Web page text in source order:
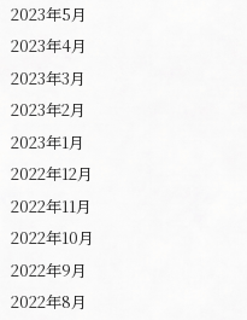
2023年5月
2023年4月
2023年3月
2023年2月
2023年1月
2022年12月
2022年11月
2022年10月
2022年9月
2022年8月